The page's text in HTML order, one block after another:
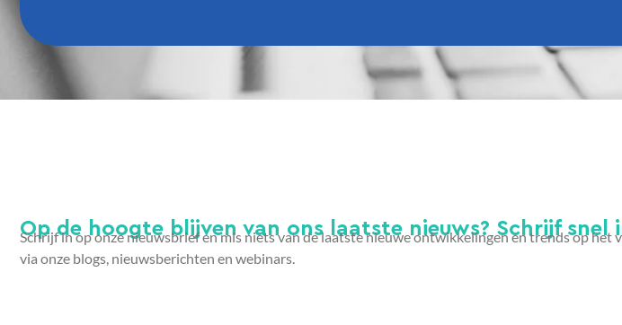
Op de hoogte blijven van ons laatste nieuws? Schrijf snel
Schrijf in op onze nieuwsbrief en mis niets van de laatste nieuwe ontwikkelingen en trends op het
via onze blogs, nieuwsberichten en webinars.